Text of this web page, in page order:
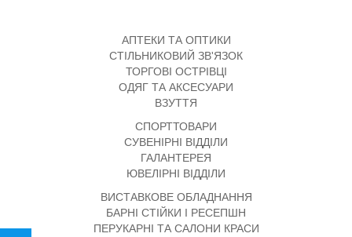
АПТЕКИ ТА ОПТИКИ
СТІЛЬНИКОВИЙ ЗВ'ЯЗОК
ТОРГОВІ ОСТРІВЦІ
ОДЯГ ТА АКСЕСУАРИ
ВЗУТТЯ
СПОРТТОВАРИ
СУВЕНІРНІ ВІДДІЛИ
ГАЛАНТЕРЕЯ
ЮВЕЛІРНІ ВІДДІЛИ
ВИСТАВКОВЕ ОБЛАДНАННЯ
БАРНІ СТІЙКИ І РЕСЕПШН
ПЕРУКАРНІ ТА САЛОНИ КРАСИ